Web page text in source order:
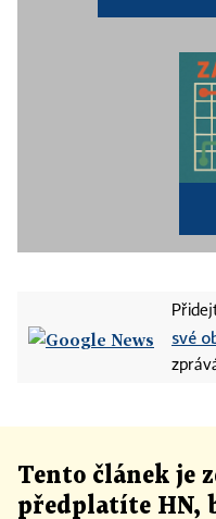
své
Tento článek je
předplatíte HN,